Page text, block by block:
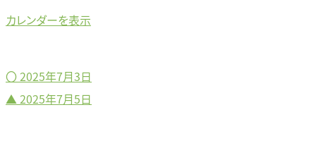
カレンダーを表示
投
〇 2025年7月3日
▲ 2025年7月5日